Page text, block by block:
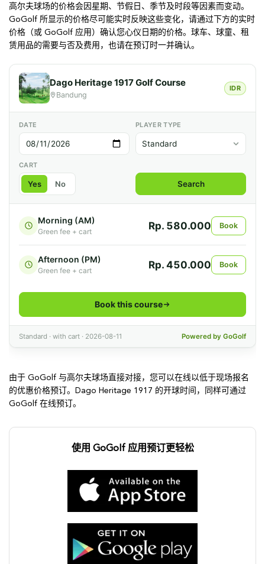
高尔夫球场的价格会因星期、节假日、季节及时段等因素而变动。
GoGolf 所显示的价格尽可能实时反映这些变化，请通过下方的实时
价格（或 GoGolf 应用）确认您心仪日期的价格。球车、球童、租
赁用品的需要与否及费用，也请在预订时一并确认。
由于 GoGolf 与高尔夫球场直接对接，您可以在线以低于现场报名
的优惠价格预订。Dago Heritage 1917 的开球时间，同样可通过
GoGolf 在线预订。
使用 GoGolf 应用预订更轻松